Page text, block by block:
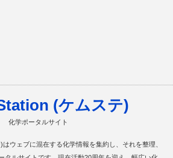
(ケムステ)
化学ポータルサイト
ウェブに混在する化学情報を集約し、それを整理、